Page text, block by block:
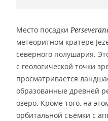
Место посадки
метеоритном кратере
северного полушария.
с геологической точки
просматривается
образованные древней
озеро. Кроме того, на
орбитальной съёмки с